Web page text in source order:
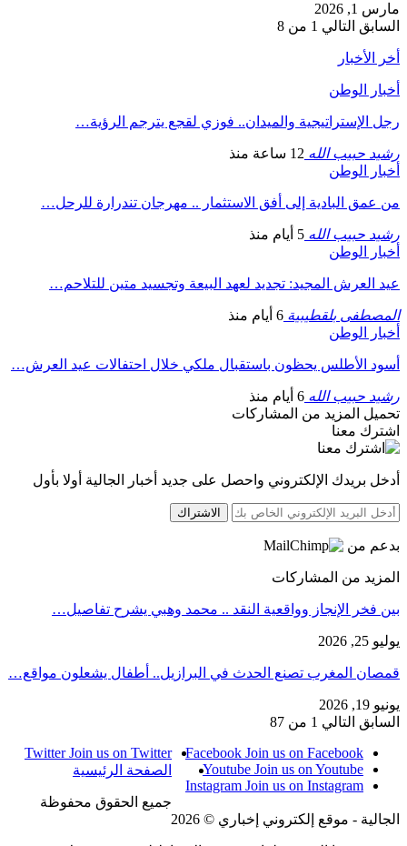
مارس 1, 2026
السابق التالي 1 من 8
أخر الأخبار
أخبار الوطن
رجل الإستراتيجية والميدان.. فوزي لقجع يترجم الرؤية…
رشيد حبيب الله 12 ساعة منذ
أخبار الوطن
من عمق البادية إلى أفق الاستثمار .. مهرجان تندرارة للرحل…
رشيد حبيب الله 5 أيام منذ
أخبار الوطن
عيد العرش المجيد: تجديد لعهد البيعة وتجسيد متين للتلاحم…
المصطفى بلقطيبية 6 أيام منذ
أخبار الوطن
أسود الأطلس يحظون باستقبال ملكي خلال احتفالات عيد العرش…
رشيد حبيب الله 6 أيام منذ
تحميل المزيد من المشاركات
اشترك معنا
أدخل بريدك الإلكتروني واحصل على جديد أخبار الجالية أولا بأول
الاشتراك
بدعم من
المزيد من المشاركات
بين فخر الإنجاز وواقعية النقد .. محمد وهبي يشرح تفاصيل…
يوليو 25, 2026
قمصان المغرب تصنع الحدث في البرازيل.. أطفال يشعلون مواقع…
يونيو 19, 2026
السابق التالي 1 من 87
Facebook Join us on Facebook
Twitter Join us on Twitter
Youtube Join us on Youtube
Instagram Join us on Instagram
الصفحة الرئيسية
جميع الحقوق محفوظة
الجالية - موقع إلكتروني إخباري © 2026